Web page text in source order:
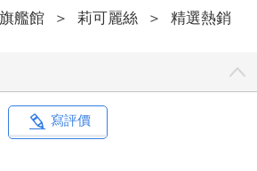
艦館 ＞ 莉可麗絲 ＞ 精選熱銷
寫評價